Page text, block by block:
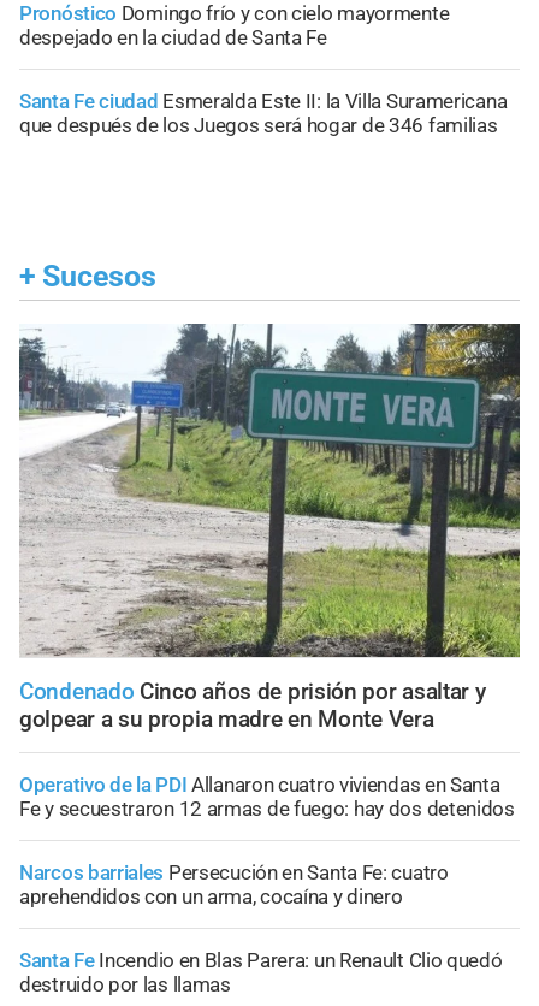
Pronóstico Domingo frío y con cielo mayormente
despejado en la ciudad de Santa Fe
Santa Fe ciudad Esmeralda Este II: la Villa Suramericana
que después de los Juegos será hogar de 346 familias
+ Sucesos
Condenado Cinco años de prisión por asaltar y
golpear a su propia madre en Monte Vera
Operativo de la PDI Allanaron cuatro viviendas en Santa
Fe y secuestraron 12 armas de fuego: hay dos detenidos
Narcos barriales Persecución en Santa Fe: cuatro
aprehendidos con un arma, cocaína y dinero
Santa Fe Incendio en Blas Parera: un Renault Clio quedó
destruido por las llamas